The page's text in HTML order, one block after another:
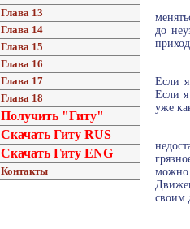
Глава 13
Глава 14
Глава 15
Глава 16
Глава 17
Глава 18
Получить "Гиту"
Скачать Гиту RUS
Скачать Гиту ENG
Контакты
до
Если я
Если я
уже
можно
своим